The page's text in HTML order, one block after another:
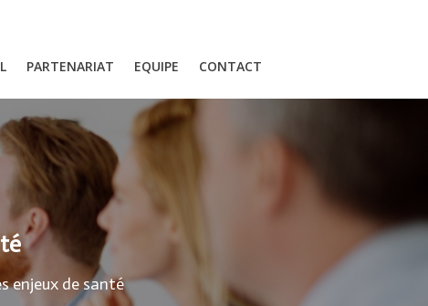
PARTENARIAT EQUIPE CONTACT
enjeux de santé